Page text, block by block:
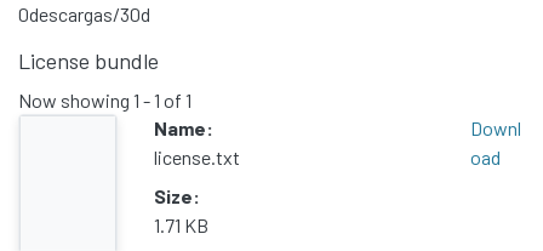
0descargas/30d
License bundle
Now showing 1 - 1 of 1
Name:
license.txt
Size:
1.71 KB
Downl
oad